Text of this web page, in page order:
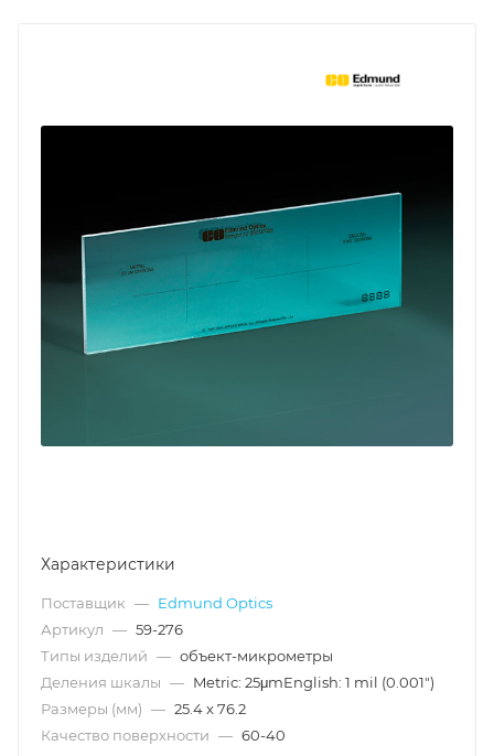
Характеристики
Поставщик — Edmund Optics
Артикул — 59-276
Типы изделий — объект-микрометры
Деления шкалы — Metric: 25μmEnglish: 1 mil (0.001")
Размеры (мм) — 25.4 x 76.2
Качество поверхности — 60-40